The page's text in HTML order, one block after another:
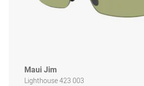
Maui Jim
Lighthouse 423 003